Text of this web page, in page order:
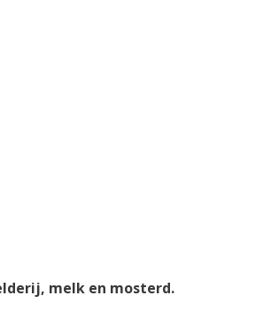
melk en mosterd.